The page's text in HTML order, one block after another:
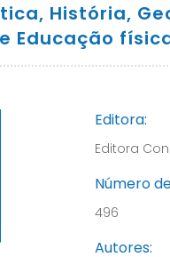
História,
Educação
Editora:
Editora
Número
496
Autores: